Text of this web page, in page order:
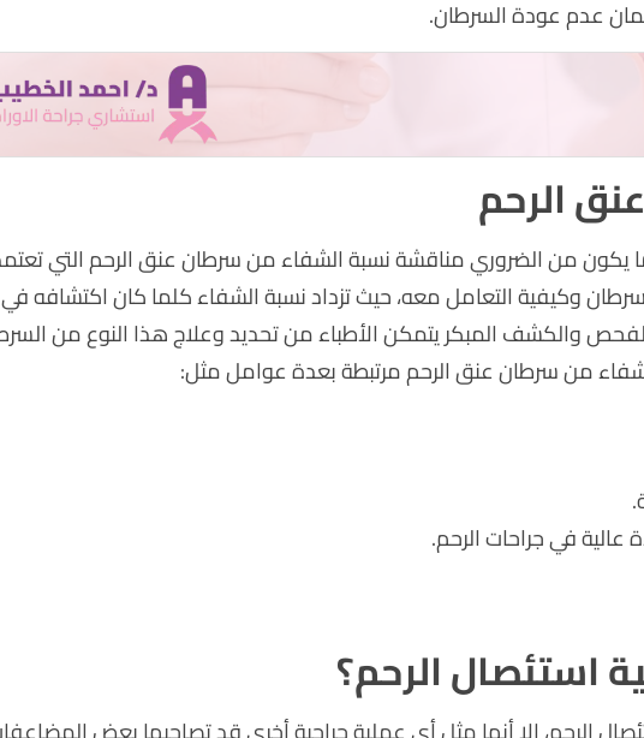
عدم عودة السرطان.
الرحم
يكون من الضروري مناقشة نسبة الشفاء من سرطان عنق الرحم التي
وكيفية التعامل معه، حيث تزداد نسبة الشفاء كلما كان اكتشافه في
والكشف المبكر يتمكن الأطباء من تحديد وعلاج هذا النوع من
من سرطان عنق الرحم مرتبطة بعدة عوامل مثل:
عالية في جراحات الرحم.
استئصال الرحم؟